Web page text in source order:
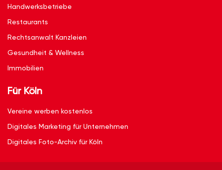
Handwerksbetriebe
Restaurants
Rechtsanwalt Kanzleien
Gesundheit & Wellness
Immobilien
Für Köln
Vereine werben kostenlos
Digitales Marketing für Unternehmen
Digitales Foto-Archiv für Köln